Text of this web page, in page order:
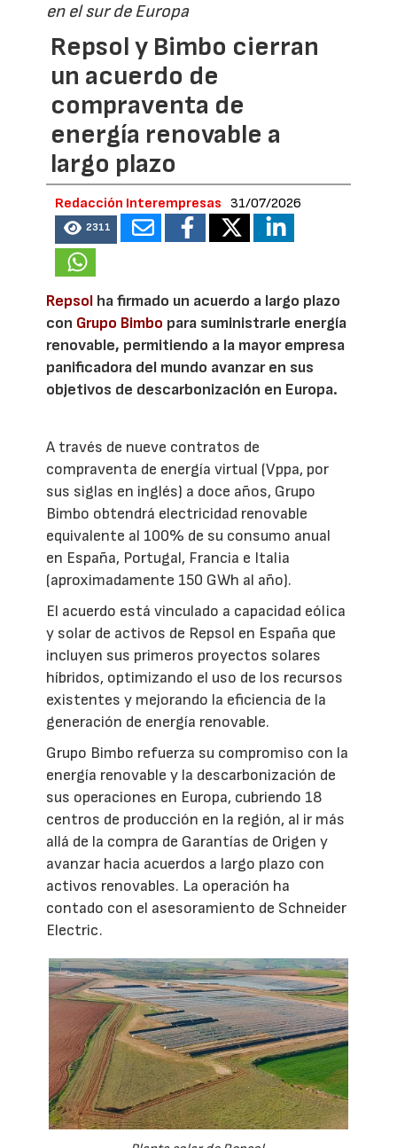
en el sur de Europa
Repsol y Bimbo cierran
un acuerdo de
compraventa de
energía renovable a
largo plazo
Redacción Interempresas 31/07/2026
2311
Repsol ha firmado un acuerdo a largo plazo
con Grupo Bimbo para suministrarle energía
renovable, permitiendo a la mayor empresa
panificadora del mundo avanzar en sus
objetivos de descarbonización en Europa.
A través de nueve contratos de
compraventa de energía virtual (Vppa, por
sus siglas en inglés) a doce años, Grupo
Bimbo obtendrá electricidad renovable
equivalente al 100% de su consumo anual
en España, Portugal, Francia e Italia
(aproximadamente 150 GWh al año).
El acuerdo está vinculado a capacidad eólica
y solar de activos de Repsol en España que
incluyen sus primeros proyectos solares
híbridos, optimizando el uso de los recursos
existentes y mejorando la eficiencia de la
generación de energía renovable.
Grupo Bimbo refuerza su compromiso con la
energía renovable y la descarbonización de
sus operaciones en Europa, cubriendo 18
centros de producción en la región, al ir más
allá de la compra de Garantías de Origen y
avanzar hacia acuerdos a largo plazo con
activos renovables. La operación ha
contado con el asesoramiento de Schneider
Electric.